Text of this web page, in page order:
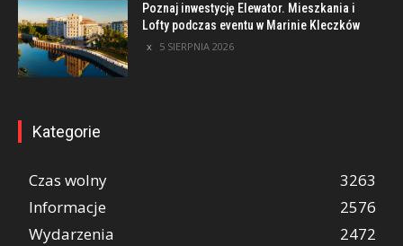
Poznaj inwestycję Elewator. Mieszkania i
Lofty podczas eventu w Marinie Kleczków
5 SIERPNIA 2026
Kategorie
Czas wolny
3263
Informacje
2576
Wydarzenia
2472